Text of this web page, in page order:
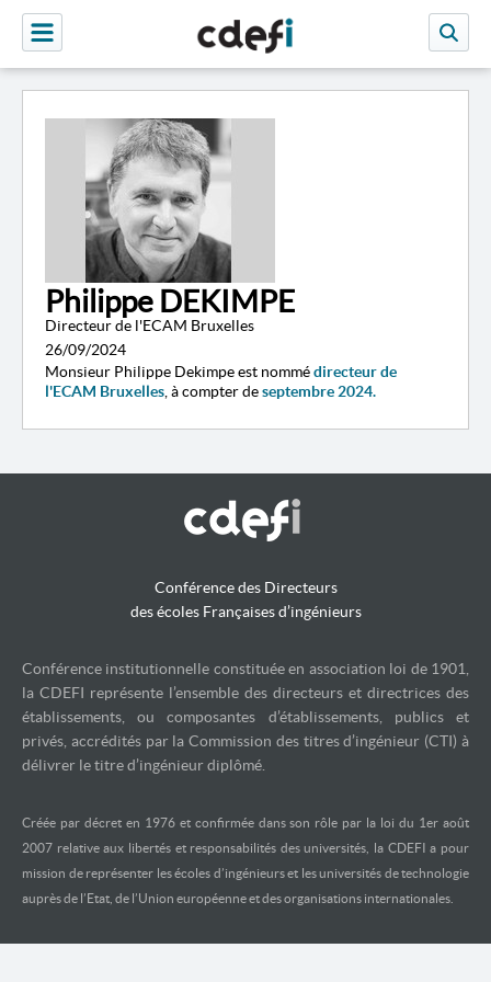
Philippe DEKIMPE
Directeur de l'ECAM Bruxelles
26/09/2024
Monsieur Philippe Dekimpe est nommédirecteur de
l'ECAM Bruxelles , à compter deseptembre 2024.
Conférence des Directeurs
des écoles Françaises d’ingénieurs
Conférence institutionnelle constituée en association loi de 1901,
la CDEFI représente l’ensemble des directeurs et directrices des
établissements, ou composantes d’établissements, publics et
privés, accrédités par la Commission des titres d’ingénieur (CTI) à
délivrer le titre d’ingénieur diplômé.
Créée par décret en 1976 et confirmée dans son rôle par la loi du 1er août
2007 relative aux libertés et responsabilités des universités, la CDEFI a pour
mission de représenter les écoles d’ingénieurs et les universités de technologie
auprès de l’Etat, de l’Union européenne et des organisations internationales.